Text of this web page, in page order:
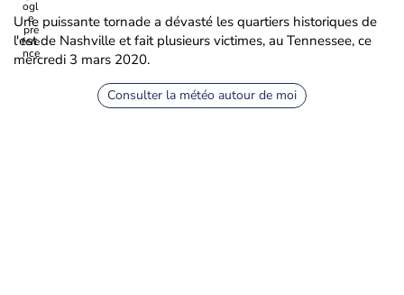
Une puissante tornade a dévasté les quartiers historiques de
l'est de Nashville et fait plusieurs victimes, au Tennessee, ce
mercredi 3 mars 2020.
Consulter la météo autour de moi